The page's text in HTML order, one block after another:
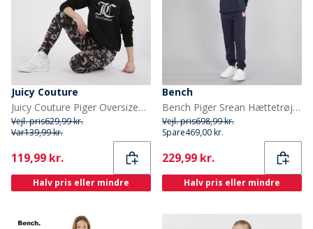
Juicy Couture
Juicy Couture Piger Oversized Crew Sweatshirt og Abstrakt Leggings Tracksuit Sæt Sort
Vejl. pris629,99 kr.
Var139,99 kr.
Current
119,99 kr.
Halv pris eller mindre
Bench
Bench Piger Srean Hættetrøje Og Joggingbukser Træningsdragt Navy
Vejl. pris698,99 kr.
Spare469,00 kr.
Current
229,99 kr.
Halv pris eller mindre